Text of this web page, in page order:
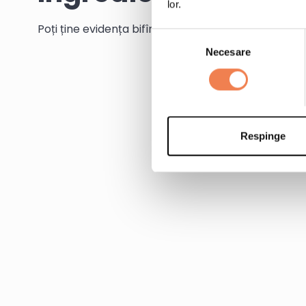
lor.
consimțământului
Necesare
Respinge
Poți ține evidența bifînd ingredientele pe măsură